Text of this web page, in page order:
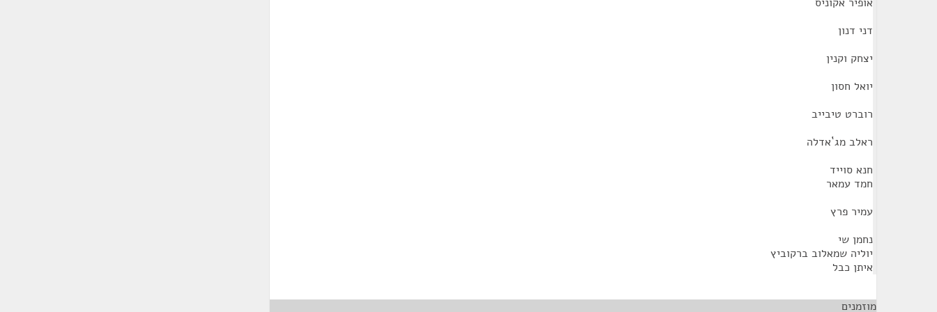
דני דנון
יצחק וקנין
יואל חסון
רוברט טיבייב
ראלב מג`אדלה
חנא סוייד
חמד עמאר
עמיר פרץ
נחמן שי
יוליה שמאלוב ברקוביץ
איתן כבל
מוזמנים